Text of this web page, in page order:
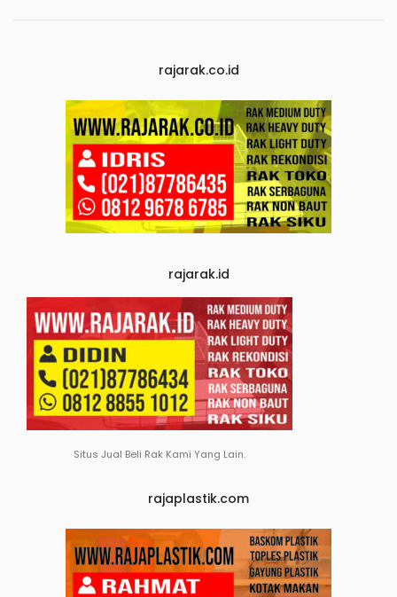
rajarak.co.id
rajarak.id
Situs Jual Beli Rak Kami Yang Lain.
rajaplastik.com